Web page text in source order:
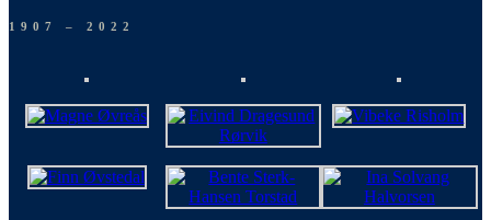
1907 – 2022